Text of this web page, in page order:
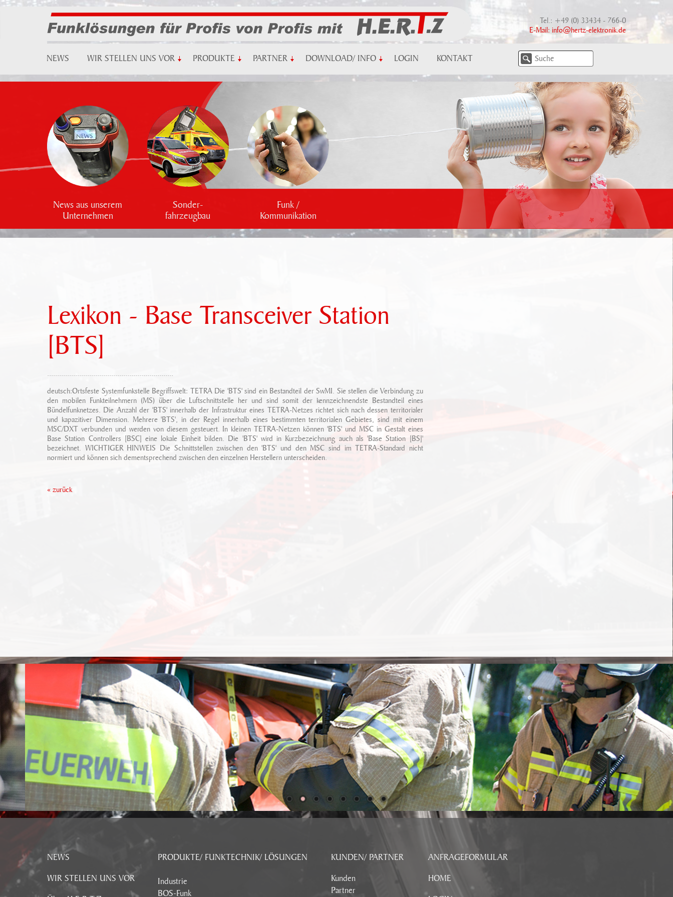
Tel.: +49 (0) 33434 - 766-0
E-Mail: info@hertz-elektronik.de
NEWS WIR STELLEN UNS VOR PRODUKTE PARTNER DOWNLOAD/ INFO LOGIN KONTAKT
News aus unserem
Unternehmen
Sonder-
fahrzeugbau
Funk /
Kommunikation
Lexikon - Base Transceiver Station
[BTS]
deutsch:Ortsfeste Systemfunkstelle Begriffswelt: TETRA Die 'BTS' sind ein Bestandteil der SwMI. Sie stellen die Verbindung zu
den mobilen Funkteilnehmern (MS) über die Luftschnittstelle her und sind somit der kennzeichnendste Bestandteil eines
Bündelfunknetzes. Die Anzahl der 'BTS' innerhalb der Infrastruktur eines TETRA-Netzes richtet sich nach dessen territorialer
und kapazitiver Dimension. Mehrere 'BTS', in der Regel innerhalb eines bestimmten territorialen Gebietes, sind mit einem
MSC/DXT verbunden und werden von diesem gesteuert. In kleinen TETRA-Netzen können 'BTS' und MSC in Gestalt eines
Base Station Controllers [BSC] eine lokale Einheit bilden. Die 'BTS' wird in Kurzbezeichnung auch als 'Base Station [BS]'
bezeichnet. WICHTIGER HINWEIS Die Schnittstellen zwischen den 'BTS' und den MSC sind im TETRA-Standard nicht
normiert und können sich dementsprechend zwischen den einzelnen Herstellern unterscheiden.
« zurück
NEWS
WIR STELLEN UNS VOR
PRODUKTE/ FUNKTECHNIK/ LÖSUNGEN
Industrie
BOS-Funk
KUNDEN/ PARTNER
Kunden
Partner
ANFRAGEFORMULAR
HOME